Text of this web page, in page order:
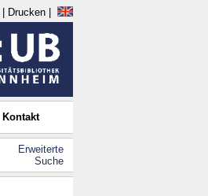
Drucken
Kontakt
Erweiterte
Suche